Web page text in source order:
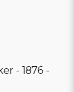
- 1876 -